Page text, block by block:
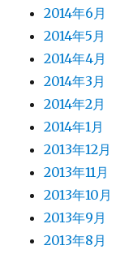
2014年6月
2014年5月
2014年4月
2014年3月
2014年2月
2014年1月
2013年12月
2013年11月
2013年10月
2013年9月
2013年8月